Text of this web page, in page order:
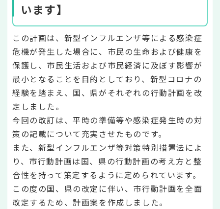
います】
この計画は、新型インフルエンザ等による感染症
危機が発生した場合に、市民の生命および健康を
保護し、市民生活および市民経済に及ぼす影響が
最小となることを目的としており、新型コロナの
経験を踏まえ、国、県がそれぞれの行動計画を改
定しました。
今回の改訂は、平時の準備等や感染症発生時の対
策の記載について充実させたものです。
また、新型インフルエンザ等対策特別措置法によ
り、市行動計画は国、県の行動計画の考え方と整
合性を持って策定するように定められています。
この度の国、県の改定に伴い、市行動計画を全面
改定するため、計画案を作成しました。